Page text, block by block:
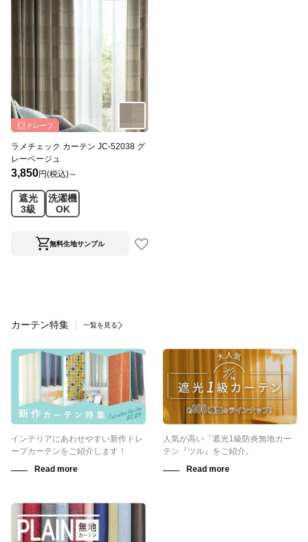
ドレープ
ラメチェック カーテン JC-52038 グ
レーベージュ
3,850円(税込)～
遮光
3級
洗濯機
OK
無料生地サンプル
カーテン特集 一覧を見る
インテリアにあわせやすい新作ドレ
ープカーテンをご紹介します！
人気が高い「遮光1級防炎無地カー
テン『ツル』をご紹介。